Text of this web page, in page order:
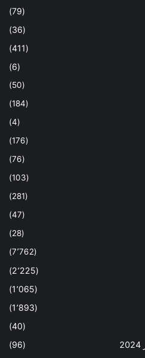
(79)
(36)
(411)
(6)
(50)
(184)
(4)
(176)
(76)
(103)
(281)
(47)
(28)
(7٬762)
(2٬225)
(1٬065)
(1٬893)
(40)
(96)